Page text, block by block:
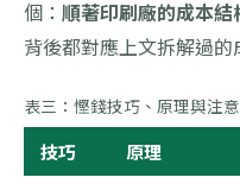
個： 順著印刷廠的成本結
背後都對應上文拆解過的
表三：慳錢技巧、原理與注
技巧 原理